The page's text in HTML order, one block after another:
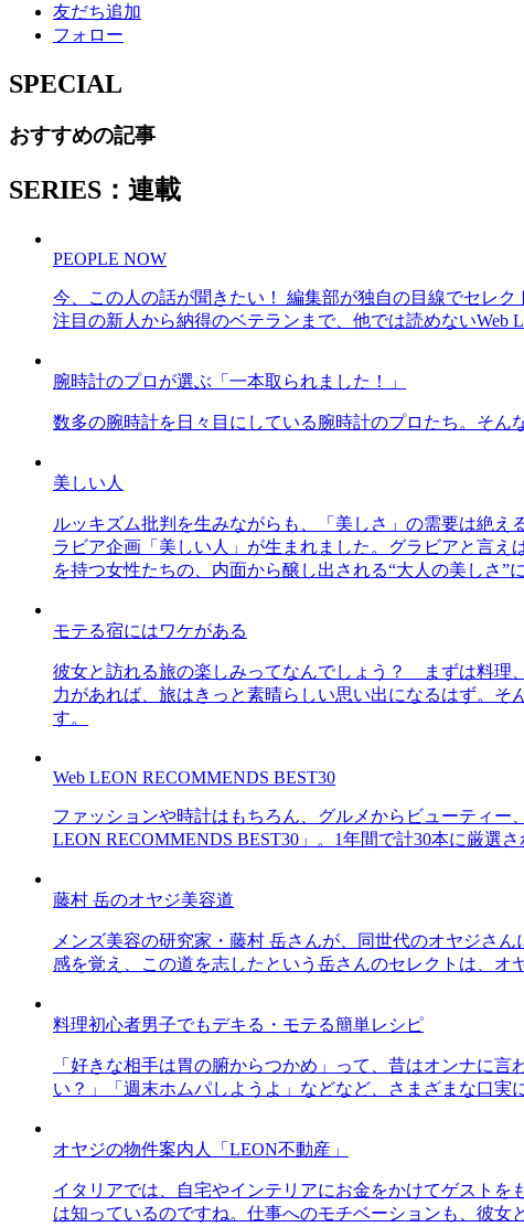
友だち追加
フォロー
SPECIAL
おすすめの記事
SERIES：連載
PEOPLE NOW
今、この人の話が聞きたい！ 編集部が独自の目線でセレ
注目の新人から納得のベテランまで、他では読めないWeb
腕時計のプロが選ぶ「一本取られました！」
数多の腕時計を日々目にしている腕時計のプロたち。そん
美しい人
ルッキズム批判を生みながらも、「美しさ」の需要は絶
ラビア企画「美しい人」が生まれました。グラビアと言
を持つ女性たちの、内面から醸し出される“大人の美しさ”
モテる宿にはワケがある
彼女と訪れる旅の楽しみってなんでしょう？ まずは料理
力があれば、旅はきっと素晴らしい思い出になるはず。そ
す。
Web LEON RECOMMENDS BEST30
ファッションや時計はもちろん、グルメからビューティー
LEON RECOMMENDS BEST30」。1年間で計30本に厳選
藤村 岳のオヤジ美容道
メンズ美容の研究家・藤村 岳さんが、同世代のオヤジさ
感を覚え、この道を志したという岳さんのセレクトは、オ
料理初心者男子でもデキる・モテる簡単レシピ
「好きな相手は胃の腑からつかめ」って、昔はオンナに
い？」「週末ホムパしようよ」などなど、さまざまな口実
オヤジの物件案内人「LEON不動産」
イタリアでは、自宅やインテリアにお金をかけてゲスト
は知っているのですね。仕事へのモチベーションも、彼女